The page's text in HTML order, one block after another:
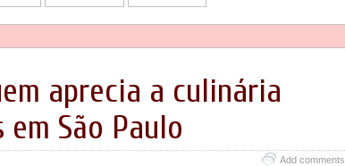
aprecia a culinária
São Paulo
Add comments